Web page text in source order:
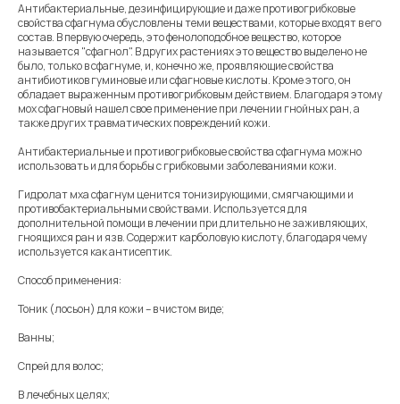
Антибактериальные, дезинфицирующие и даже противогрибковые
свойства сфагнума обусловлены теми веществами, которые входят в его
состав. В первую очередь, это фенолоподобное вещество, которое
называется "сфагнол". В других растениях это вещество выделено не
было, только в сфагнуме, и, конечно же, проявляющие свойства
антибиотиков гуминовые или сфагновые кислоты. Кроме этого, он
обладает выраженным противогрибковым действием. Благодаря этому
мох сфагновый нашел свое применение при лечении гнойных ран, а
также других травматических повреждений кожи.
Антибактериальные и противогрибковые свойства сфагнума можно
использовать и для борьбы с грибковыми заболеваниями кожи.
Гидролат мха сфагнум ценится тонизирующими, смягчающими и
противобактериальными свойствами. Используется для
дополнительной помощи в лечении при длительно не заживляющих,
гноящихся ран и язв. Содержит карболовую кислоту, благодаря чему
используется как антисептик.
Способ применения:
Тоник (лосьон) для кожи – в чистом виде;
Ванны;
Спрей для волос;
В лечебных целях;